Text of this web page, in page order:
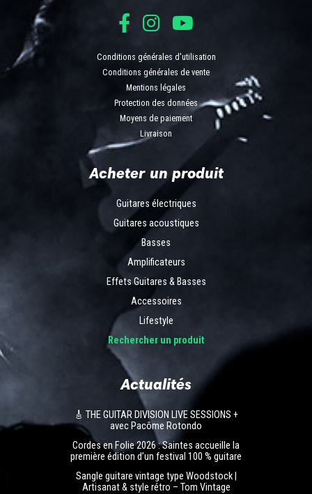
Conditions générales d'utilisation
Conditions générales de vente
Mentions légales
Protection des données
Moyens de paiement
Livraison
Acheter un produit
Guitares électriques
Guitares acoustiques
Basses
Amplificateurs
Effets Guitares & Basses
Accessoires
Lifestyle
Rechercher un produit
Actualités
🎸 THE GUITAR DIVISION LIVE SESSIONS +
avec Pacôme Rotondo
Cordes en Folie 2026 : Saintes accueille la
première édition d’un festival 100 % guitare
Sangle guitare vintage type Woodstock |
Artisanat & style rétro – Tom Vintage